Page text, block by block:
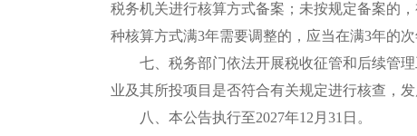
税务机关进行核算方式备案；未按规定备案的
种核算方式满3年需要调整的，应当在满3年的
七、税务部门依法开展税收征管和后续管理
业及其所投项目是否符合有关规定进行核查，
八、本公告执行至2027年12月31日。